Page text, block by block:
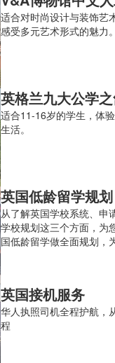
适合对时尚设计与装饰艺
感受多元艺术形式的魅力
适合11-16岁的学生，体
生活。
英国低龄留学规划
从了解英国学校系统、申
学校规划这三个方面，为
国低龄留学做全面规划，
英国接机服务
华人执照司机全程护航，
程